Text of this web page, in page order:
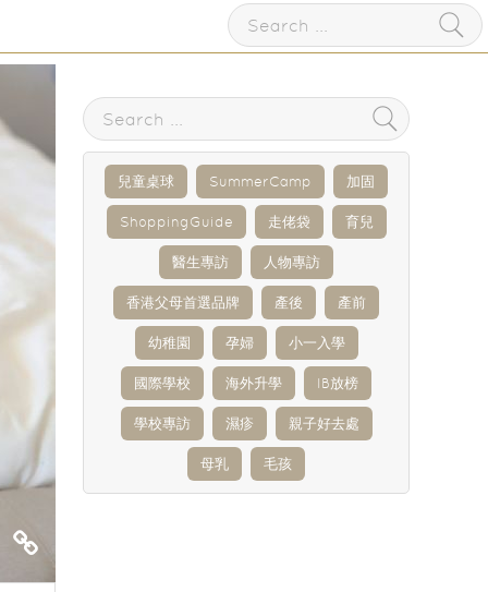
兒童桌球 SummerCamp 加固
ShoppingGuide 走佬袋 育兒
醫生專訪 人物專訪
香港父母首選品牌 產後 產前
幼稚園 孕婦 小一入學
國際學校 海外升學 IB放榜
學校專訪 濕疹 親子好去處
母乳 毛孩